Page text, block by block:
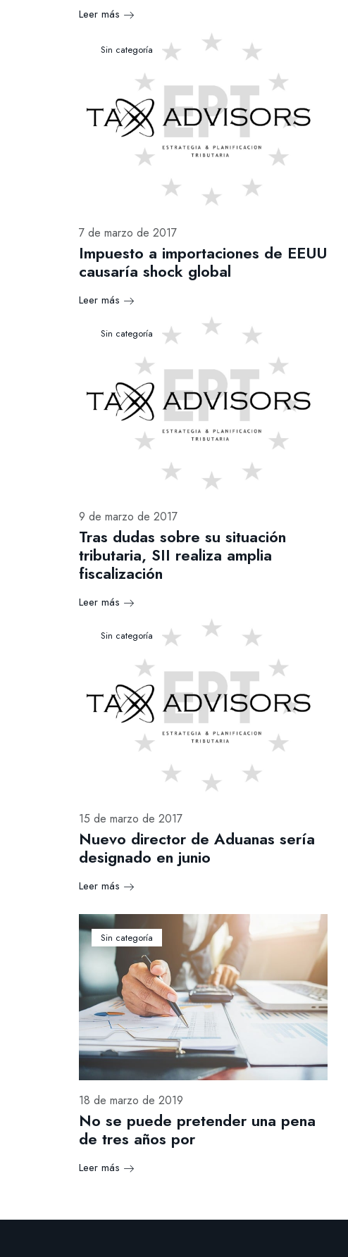
Leer más
Sin categoría
7 de marzo de 2017
Impuesto a importaciones de EEUU
causaría shock global
Leer más
Sin categoría
9 de marzo de 2017
Tras dudas sobre su situación
tributaria, SII realiza amplia
fiscalización
Leer más
Sin categoría
15 de marzo de 2017
Nuevo director de Aduanas sería
designado en junio
Leer más
Sin categoría
18 de marzo de 2019
No se puede pretender una pena
de tres años por
Leer más